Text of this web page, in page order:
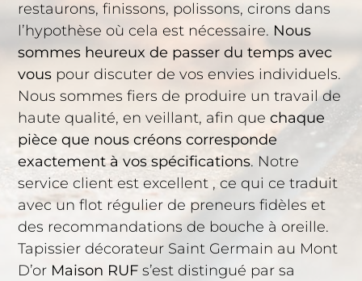
restaurons, finissons, polissons, cirons dans
l’hypothèse où cela est nécessaire. Nous
sommes heureux de passer du temps avec
vous pour discuter de vos envies individuels.
Nous sommes fiers de produire un travail de
haute qualité, en veillant, afin quechaque
pièce que nous créons corresponde
exactement à vos spécifications. Notre
service client est excellent , ce qui ce traduit
avec un flot régulier de preneurs fidèles et
des recommandations de bouche à oreille.
Tapissier décorateur Saint Germain au Mont
D’or Maison RUF s’est distingué par sa